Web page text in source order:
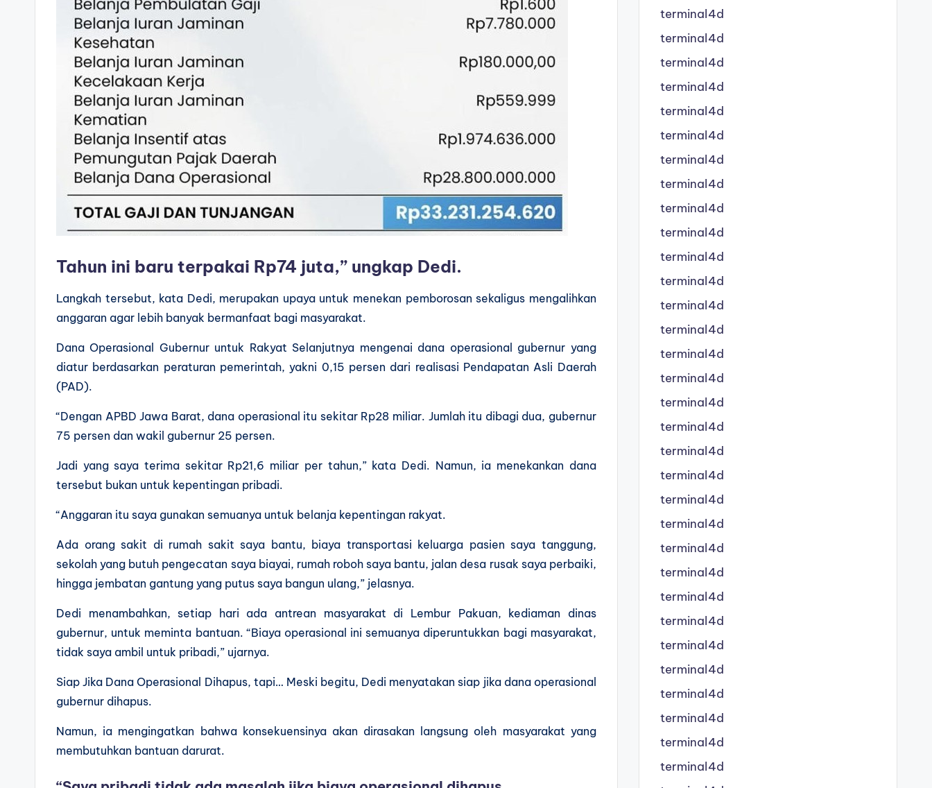
Tahun ini baru terpakai Rp74 juta,” ungkap Dedi.
Langkah tersebut, kata Dedi, merupakan upaya untuk menekan pemborosan sekaligus mengalihkan
anggaran agar lebih banyak bermanfaat bagi masyarakat.
Dana Operasional Gubernur untuk Rakyat Selanjutnya mengenai dana operasional gubernur yang
diatur berdasarkan peraturan pemerintah, yakni 0,15 persen dari realisasi Pendapatan Asli Daerah
(PAD).
“Dengan APBD Jawa Barat, dana operasional itu sekitar Rp28 miliar. Jumlah itu dibagi dua, gubernur
75 persen dan wakil gubernur 25 persen.
Jadi yang saya terima sekitar Rp21,6 miliar per tahun,” kata Dedi. Namun, ia menekankan dana
tersebut bukan untuk kepentingan pribadi.
“Anggaran itu saya gunakan semuanya untuk belanja kepentingan rakyat.
Ada orang sakit di rumah sakit saya bantu, biaya transportasi keluarga pasien saya tanggung,
sekolah yang butuh pengecatan saya biayai, rumah roboh saya bantu, jalan desa rusak saya perbaiki,
hingga jembatan gantung yang putus saya bangun ulang,” jelasnya.
Dedi menambahkan, setiap hari ada antrean masyarakat di Lembur Pakuan, kediaman dinas
gubernur, untuk meminta bantuan. “Biaya operasional ini semuanya diperuntukkan bagi masyarakat,
tidak saya ambil untuk pribadi,” ujarnya.
Siap Jika Dana Operasional Dihapus, tapi… Meski begitu, Dedi menyatakan siap jika dana operasional
gubernur dihapus.
Namun, ia mengingatkan bahwa konsekuensinya akan dirasakan langsung oleh masyarakat yang
membutuhkan bantuan darurat.
terminal4d
terminal4d
terminal4d
terminal4d
terminal4d
terminal4d
terminal4d
terminal4d
terminal4d
terminal4d
terminal4d
terminal4d
terminal4d
terminal4d
terminal4d
terminal4d
terminal4d
terminal4d
terminal4d
terminal4d
terminal4d
terminal4d
terminal4d
terminal4d
terminal4d
terminal4d
terminal4d
terminal4d
terminal4d
terminal4d
terminal4d
terminal4d